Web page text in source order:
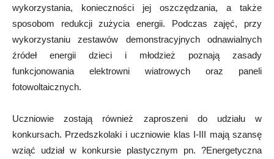
wykorzystania, konieczności jej oszczędzania, a także
sposobom redukcji zużycia energii. Podczas zajęć, przy
wykorzystaniu zestawów demonstracyjnych odnawialnych
źródeł energii dzieci i młodzież poznają zasady
funkcjonowania elektrowni wiatrowych oraz paneli
fotowoltaicznych.
Uczniowie zostają również zaproszeni do udziału w
konkursach. Przedszkolaki i uczniowie klas I-III mają szansę
wziąć udział w konkursie plastycznym pn. ?Energetyczna